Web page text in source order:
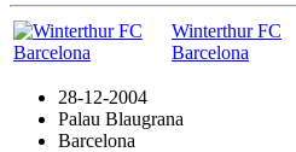
Winterthur FC
Barcelona
28-12-2004
Palau Blaugrana
Barcelona